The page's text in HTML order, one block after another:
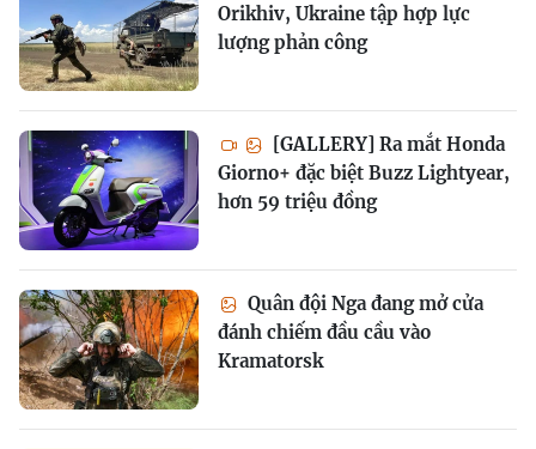
Orikhiv, Ukraine tập hợp lực
lượng phản công
[GALLERY] Ra mắt Honda
Giorno+ đặc biệt Buzz Lightyear,
hơn 59 triệu đồng
Quân đội Nga đang mở cửa
đánh chiếm đầu cầu vào
Kramatorsk